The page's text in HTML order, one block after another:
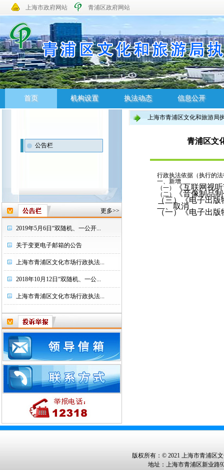
上海市政府网站 青浦区政府网站
首页 机构设置 执法动态
执法动态
信息公开
信息公开
公告栏
更多>>
2019年5月6日“双随机、一公开...
关于变更电子邮箱的公告
上海市青浦区文化市场行政执法...
2018年10月12日“双随机、一公...
上海市青浦区文化市场行政执法...
上海市青浦区文化和旅游局
青浦区文
行政执法依据（执行的
一、新增
（一）
《互联网
（二） 《音像制
（三）《电子
二、
（一）《电
版权所有：© 2021 上海市青浦区文
地址：上海市青浦区新业路